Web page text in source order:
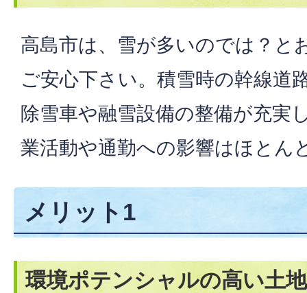
高島市は、雪が多いのでは？と
ご安心下さい。積雪時の幹線道
除雪車や融雪設備の整備が充実
業活動や通勤への影響はほとん
メリット1
環境ポテンシャルの高い土